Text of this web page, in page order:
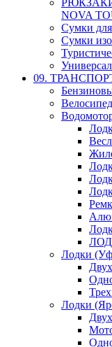
NOVA
Сумки
Сумки
09.
Лодки
Лодки